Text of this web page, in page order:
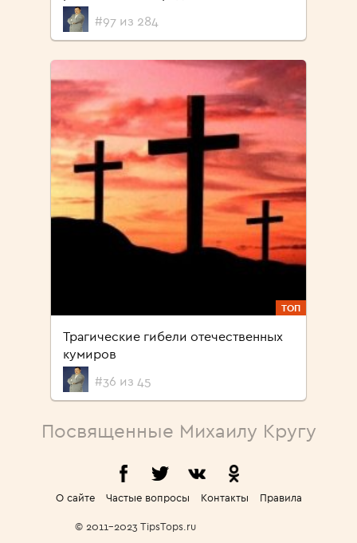
#97 из 284
ТОП
Трагические гибели отечественных
кумиров
#36 из 45
Посвященные Михаилу Кругу
О сайте Частые вопросы Контакты Правила
© 2011-2023 TipsTops.ru